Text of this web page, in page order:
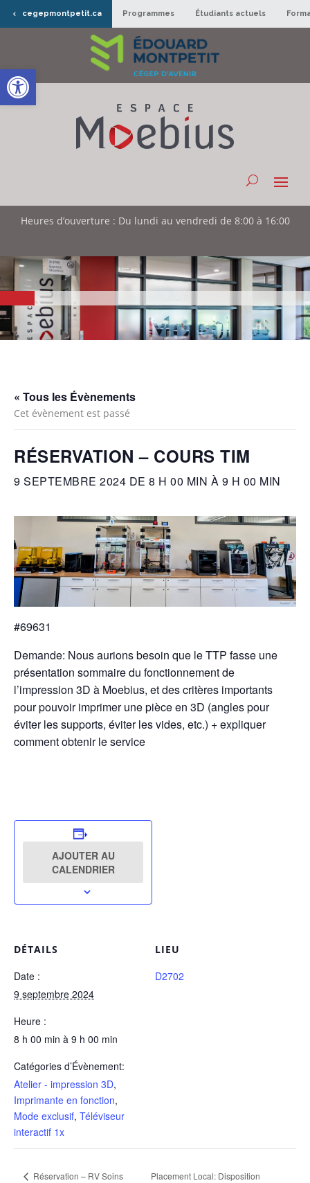
Ouvrir la barre d’outils
cegepmontpetit.ca Programmes Étudiants actuels
Heures d’ouverture : Du lundi au vendredi de 8:00 à 16:00
« Tous les Évènements
Cet évènement est passé
RÉSERVATION – COURS TIM
9 SEPTEMBRE 2024 DE 8 H 00 MIN À 9 H 00 MIN
#69631
Demande: Nous aurions besoin que le TTP fasse une
présentation sommaire du fonctionnement de
l’impression 3D à Moebius, et des critères importants
pour pouvoir imprimer une pièce en 3D (angles pour
éviter les supports, éviter les vides, etc.) + expliquer
comment obtenir le service
AJOUTER AU
CALENDRIER
DÉTAILS
Date :
9 septembre 2024
Heure :
8 h 00 min à 9 h 00 min
Catégories d’Évènement:
Atelier - impression 3D,
Imprimante en fonction,
Mode exclusif, Téléviseur
interactif 1x
LIEU
D2702
Réservation – RV Soins
Placement Local: Disposition